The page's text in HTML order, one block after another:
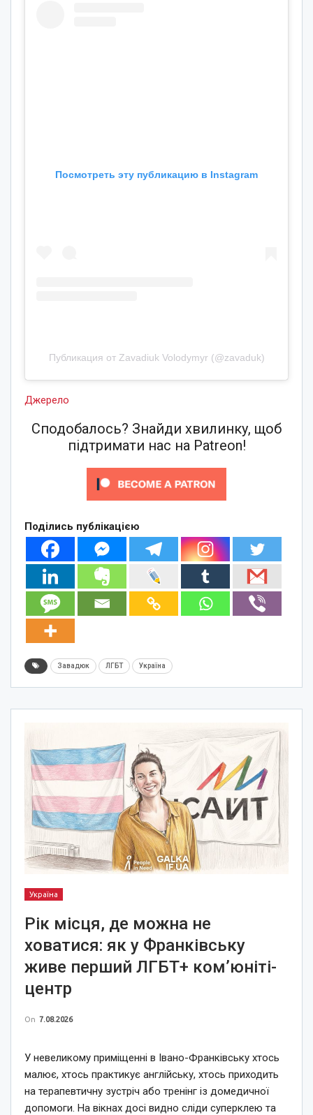
Посмотреть эту публикацию в Instagram
Публикация от Zavadiuk Volodymyr (@zavaduk)
Джерело
Сподобалось? Знайди хвилинку, щоб
підтримати нас на Patreon!
Поділись публікацією
Завадюк ЛГБТ Україна
Україна
Рік місця, де можна не
ховатися: як у Франківську
живе перший ЛГБТ+ ком’юніті-
центр
On 7.08.2026
У невеликому приміщенні в Івано-Франківську хтось
малює, хтось практикує англійську, хтось приходить
на терапевтичну зустріч або тренінг із домедичної
допомоги. На вікнах досі видно сліди суперклею та